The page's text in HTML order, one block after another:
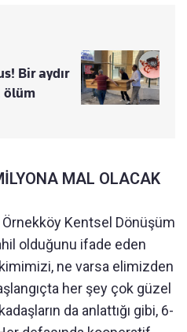
Bir aydır
ölüm
MAL OLACAK
Kentsel Dönüşüm
olduğunu ifade eden
ne varsa elimizden
her şey çok güzel
da anlattığı gibi, 6-